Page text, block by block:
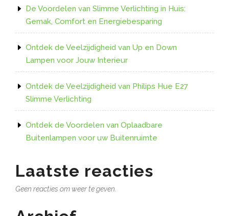
De Voordelen van Slimme Verlichting in Huis:
Gemak, Comfort en Energiebesparing
Ontdek de Veelzijdigheid van Up en Down
Lampen voor Jouw Interieur
Ontdek de Veelzijdigheid van Philips Hue E27
Slimme Verlichting
Ontdek de Voordelen van Oplaadbare
Buitenlampen voor uw Buitenruimte
Laatste reacties
Geen reacties om weer te geven.